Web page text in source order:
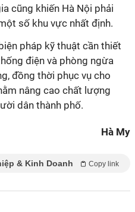
cũng khiến Hà Nội phải
số khu vực nhất định.
pháp kỹ thuật cần thiết
điện và phòng ngừa
đồng thời phục vụ cho
nâng cao chất lượng
dân thành phố.
Hà My
& Kinh Doanh Copy link